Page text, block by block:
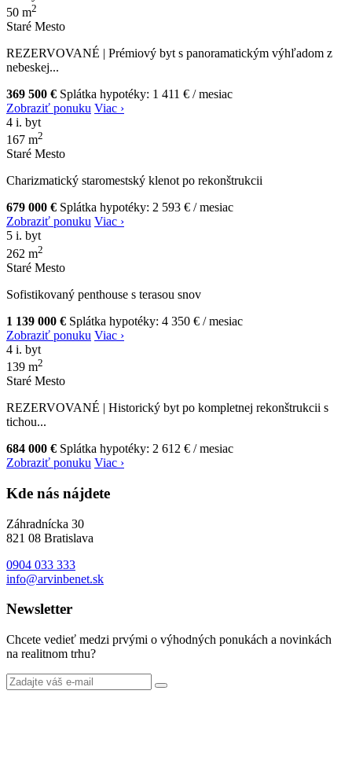
50 m2
Staré Mesto
REZERVOVANÉ | Prémiový byt s panoramatickým výhľadom z
nebeskej...
369 500 € Splátka hypotéky: 1 411 € / mesiac
Zobraziť ponuku Viac ›
4 i. byt
167 m2
Staré Mesto
Charizmatický staromestský klenot po rekonštrukcii
679 000 € Splátka hypotéky: 2 593 € / mesiac
Zobraziť ponuku Viac ›
5 i. byt
262 m2
Staré Mesto
Sofistikovaný penthouse s terasou snov
1 139 000 € Splátka hypotéky: 4 350 € / mesiac
Zobraziť ponuku Viac ›
4 i. byt
139 m2
Staré Mesto
REZERVOVANÉ | Historický byt po kompletnej rekonštrukcii s
tichou...
684 000 € Splátka hypotéky: 2 612 € / mesiac
Zobraziť ponuku Viac ›
Kde nás nájdete
Záhradnícka 30
821 08 Bratislava
0904 033 333
info@arvinbenet.sk
Newsletter
Chcete vedieť medzi prvými o výhodných ponukách a novinkách
na realitnom trhu?